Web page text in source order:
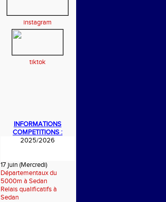
instagram
tiktok
INFORMATIONS
COMPETITIONS :
2025/2026
17 juin (Mercredi)
Départementaux du
5000m à Sedan
Relais qualificatifs à
Sedan